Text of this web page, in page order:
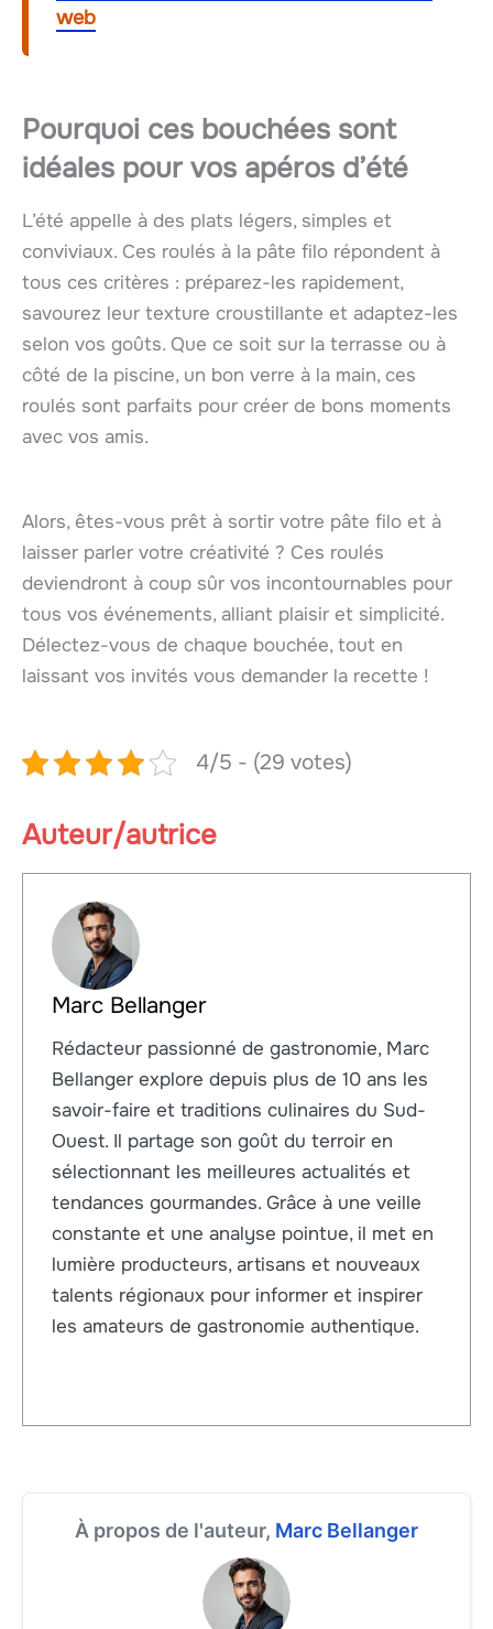
web
Pourquoi ces bouchées sont
idéales pour vos apéros d’été
L’été appelle à des plats légers, simples et
conviviaux. Ces roulés à la pâte filo répondent à
tous ces critères : préparez-les rapidement,
savourez leur texture croustillante et adaptez-les
selon vos goûts. Que ce soit sur la terrasse ou à
côté de la piscine, un bon verre à la main, ces
roulés sont parfaits pour créer de bons moments
avec vos amis.
Alors, êtes-vous prêt à sortir votre pâte filo et à
laisser parler votre créativité ? Ces roulés
deviendront à coup sûr vos incontournables pour
tous vos événements, alliant plaisir et simplicité.
Délectez-vous de chaque bouchée, tout en
laissant vos invités vous demander la recette !
4/5 - (29 votes)
Auteur/autrice
Marc Bellanger
Rédacteur passionné de gastronomie, Marc
Bellanger explore depuis plus de 10 ans les
savoir-faire et traditions culinaires du Sud-
Ouest. Il partage son goût du terroir en
sélectionnant les meilleures actualités et
tendances gourmandes. Grâce à une veille
constante et une analyse pointue, il met en
lumière producteurs, artisans et nouveaux
talents régionaux pour informer et inspirer
les amateurs de gastronomie authentique.
À propos de l'auteur, Marc Bellanger